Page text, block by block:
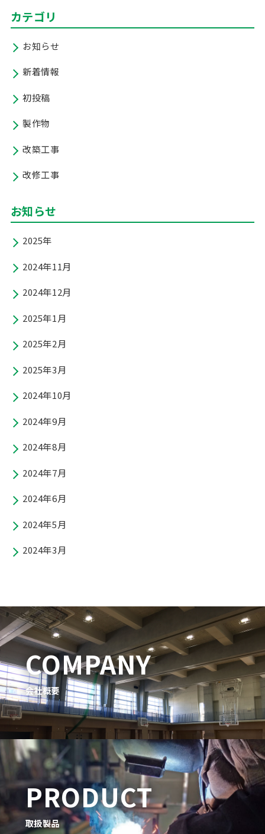
カテゴリ
お知らせ
新着情報
初投稿
製作物
改築工事
改修工事
お知らせ
2025年
2024年11月
2024年12月
2025年1月
2025年2月
2025年3月
2024年10月
2024年9月
2024年8月
2024年7月
2024年6月
2024年5月
2024年3月
COMPANY
会社概要
PRODUCT
取扱製品